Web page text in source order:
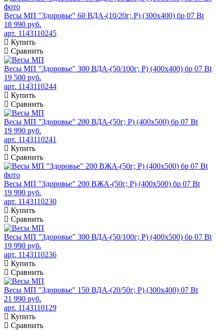
Весы МП "Здоровье" 60 ВДА-(10/20г; Р) (300х400) бр 07 Bt
18 990 руб.
арт. 1143110245
Купить
Сравнить
Весы МП "Здоровье" 300 ВДА-(50/100г; Р) (400х400) бр 07 Bt
19 500 руб.
арт. 1143110244
Купить
Сравнить
Весы МП "Здоровье" 200 ВДА-(50г; Р) (400х500) бр 07 Bt
19 990 руб.
арт. 1143110241
Купить
Сравнить
Весы МП "Здоровье" 200 ВЖА-(50г; Р) (400х500) бр 07 Bt
19 990 руб.
арт. 1143110230
Купить
Сравнить
Весы МП "Здоровье" 300 ВДА-(50/100г; Р) (400х500) бр 07 Bt
19 990 руб.
арт. 1143110236
Купить
Сравнить
Весы МП "Здоровье" 150 ВДА-(20/50г; Р) (300х400) 07 Bt
21 990 руб.
арт. 1143110129
Купить
Сравнить